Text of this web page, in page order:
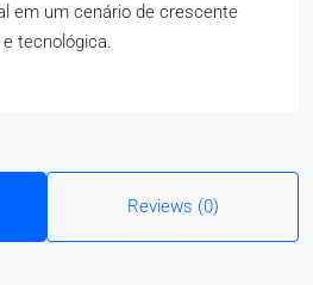
em um cenário de crescente
tecnológica.
Reviews (0)